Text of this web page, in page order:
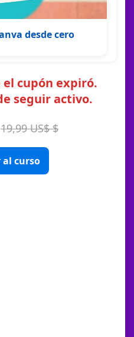
desde cero
cupón expiró.
seguir activo.
19,99 US$ $
al curso